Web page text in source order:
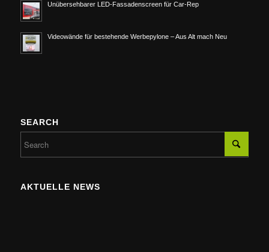
Unübersehbarer LED-Fassadenscreen für Car-Rep
Videowände für bestehende Werbepylone – Aus Alt mach Neu
SEARCH
AKTUELLE NEWS